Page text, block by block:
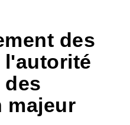
des
des
majeur